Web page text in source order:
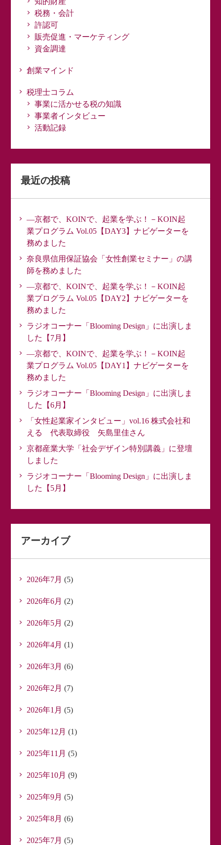
税務・会計
許認可
販売促進・マーケティング
資金調達
創業マインド
税理士コラム
事業に活かせる税の知識
事業者インタビュー
活動記録
最近の投稿
―京都で、KOINで、起業を学ぶ！－KOIN起
業プログラム Vol.05【DAY3】ナビゲーターを
務めました
奈良県信用保証協会「女性創業セミナー」の講
師を務めました
―京都で、KOINで、起業を学ぶ！－KOIN起
業プログラム Vol.05【DAY2】ナビゲーターを
務めました
ラジオコーナー「Blooming Design」に出演しま
した【7月】
―京都で、KOINで、起業を学ぶ！－KOIN起
業プログラム Vol.05【DAY1】ナビゲーターを
務めました
ラジオコーナー「Blooming Design」に出演しま
した【6月】
「女性起業家インタビュー」vol.16 株式会社和
える 代表取締役 矢島里佳さん
京都産業大学「社会デザイン特別講義」に登壇
しました
ラジオコーナー「Blooming Design」に出演しま
した【5月】
アーカイブ
2026年7月 (5)
2026年6月 (2)
2026年5月 (2)
2026年4月 (1)
2026年3月 (6)
2026年2月 (7)
2026年1月 (5)
2025年12月 (1)
2025年11月 (5)
2025年10月 (9)
2025年9月 (5)
2025年8月 (6)
2025年7月 (5)